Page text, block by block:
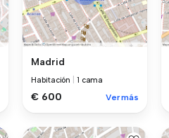
Madrid
Habitación 1 cama
€ 600 Ver más